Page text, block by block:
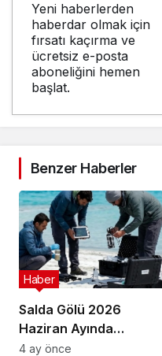
Yeni haberlerden
haberdar olmak için
fırsatı kaçırma ve
ücretsiz e-posta
aboneliğini hemen
başlat.
Benzer Haberler
Salda Gölü 2026
Haziran Ayında
Uluslararası
Haber
4 ay önce